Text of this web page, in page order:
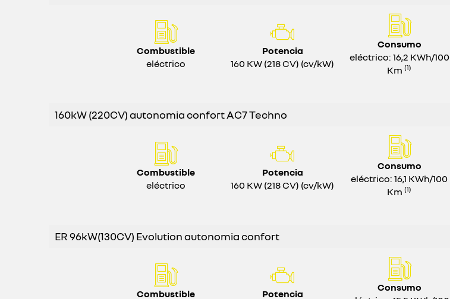
Combustible
eléctrico
Potencia
160 KW (218 CV) (cv/kW)
Consumo
eléctrico: 16,2 KWh/100
Km(1)
160kW (220CV) autonomia confort AC7 Techno
Combustible
eléctrico
Potencia
160 KW (218 CV) (cv/kW)
Consumo
eléctrico: 16,1 KWh/100
Km(1)
ER 96kW(130CV) Evolution autonomia confort
Combustible Potencia
Consumo